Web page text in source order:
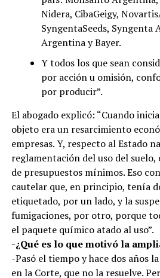
Nidera, CibaGeigy,
SyngentaSeeds, Syngenta
Argentina y Bayer.
Y todos los que sean
por acción u omisión,
por producir”.
El abogado explicó: “Cuando
objeto era un resarcimiento
empresas. Y, respecto al Estado
reglamentación del uso del
de presupuestos mínimos. Eso
cautelar que, en principio, tenía
etiquetado, por un lado, y la
fumigaciones, por otro, porque
el paquete químico atado al uso”.
-¿Qué es lo que motivó la
-Pasó el tiempo y hace dos años
en la Corte, que no la resuelve.